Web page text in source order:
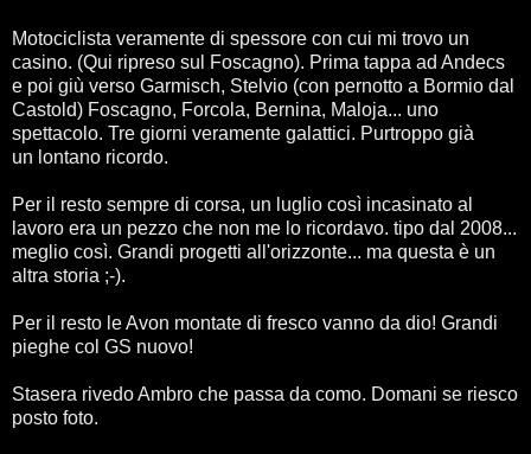
Motociclista veramente di spessore con cui mi trovo un
casino. (Qui ripreso sul Foscagno). Prima tappa ad Andecs
e poi giù verso Garmisch, Stelvio (con pernotto a Bormio dal
Castold) Foscagno, Forcola, Bernina, Maloja... uno
spettacolo. Tre giorni veramente galattici. Purtroppo già
un lontano ricordo.
Per il resto sempre di corsa, un luglio così incasinato al
lavoro era un pezzo che non me lo ricordavo. tipo dal 2008...
meglio così. Grandi progetti all'orizzonte... ma questa è un
altra storia ;-).
Per il resto le Avon montate di fresco vanno da dio! Grandi
pieghe col GS nuovo!
Stasera rivedo Ambro che passa da como. Domani se riesco
posto foto.